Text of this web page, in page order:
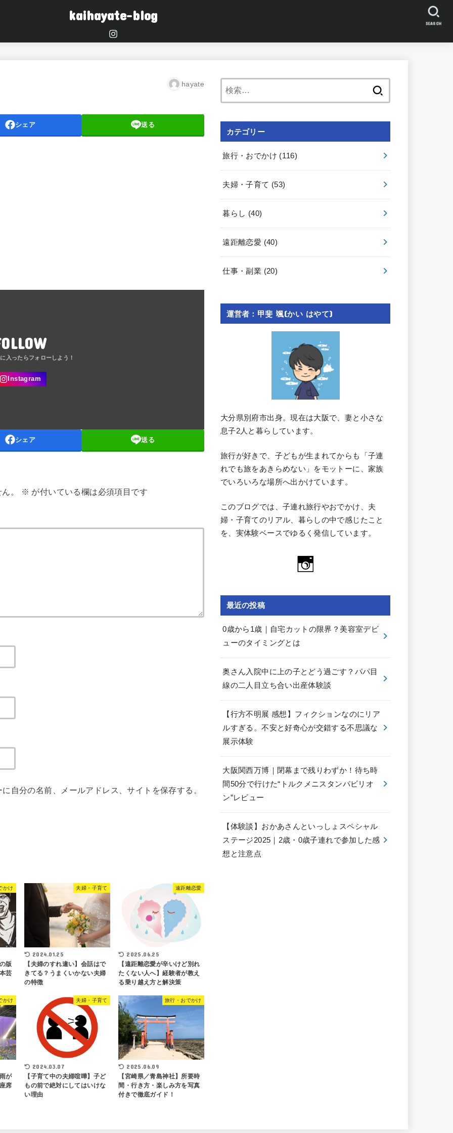
kaihayate-blog
SEARCH
hayate
シェア 送る
シェア 送る
。 ※ が付いている欄は必須項目です
自分の名前、メールアドレス、サイトを保存する。
かけ
版
芸
夫婦・子育て
2024.01.25
【夫婦のすれ違い】会話はで
きてる？うまくいかない夫婦
の特徴
遠距離恋愛
2025.06.25
【遠距離恋愛が辛いけど別れ
たくない人へ】経験者が教え
る乗り越え方と解決策
かけ
が
席
夫婦・子育て
2024.03.07
【子育て中の夫婦喧嘩】子ど
もの前で絶対にしてはいけな
い理由
旅行・おでかけ
2025.06.09
【宮崎県／青島神社】所要時
間・行き方・楽しみ方を写真
付きで徹底ガイド！
カテゴリー
旅行・おでかけ (116)
夫婦・子育て (53)
暮らし (40)
遠距離恋愛 (40)
仕事・副業 (20)
運営者：甲斐 颯(かい はやて)
大分県別府市出身。現在は大阪で、妻と小さな
息子2人と暮らしています。
旅行が好きで、子どもが生まれてからも「子連
れでも旅をあきらめない」をモットーに、家族
でいろいろな場所へ出かけています。
このブログでは、子連れ旅行やおでかけ、夫
婦・子育てのリアル、暮らしの中で感じたこと
を、実体験ベースでゆるく発信しています。
最近の投稿
0歳から1歳｜自宅カットの限界？美容室デビ
ューのタイミングとは
奥さん入院中に上の子とどう過ごす？パパ目
線の二人目立ち合い出産体験談
【行方不明展 感想】フィクションなのにリア
ルすぎる。不安と好奇心が交錯する不思議な
展示体験
大阪関西万博｜閉幕まで残りわずか！待ち時
間50分で行けた“トルクメニスタンパビリオ
ン”レビュー
【体験談】おかあさんといっしょスペシャル
ステージ2025｜2歳・0歳子連れで参加した感
想と注意点